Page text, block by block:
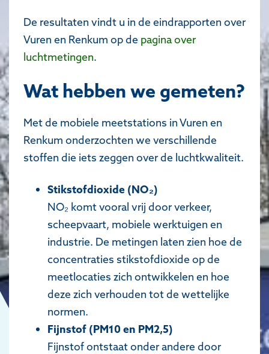
De resultaten vindt u in de eindrapporten over
Vuren en Renkum op de pagina over
luchtmetingen.
Wat hebben we gemeten?
Met de mobiele meetstations in Vuren en
Renkum onderzochten we verschillende
stoffen die iets zeggen over de luchtkwaliteit.
Stikstofdioxide (NO₂)
NO₂ komt vooral vrij door verkeer,
scheepvaart, mobiele werktuigen en
industrie. De metingen laten zien hoe de
concentraties stikstofdioxide op de
meetlocaties zich ontwikkelen en hoe
deze zich verhouden tot de wettelijke
normen.
Fijnstof (PM10 en PM2,5)
Fijnstof ontstaat onder andere door